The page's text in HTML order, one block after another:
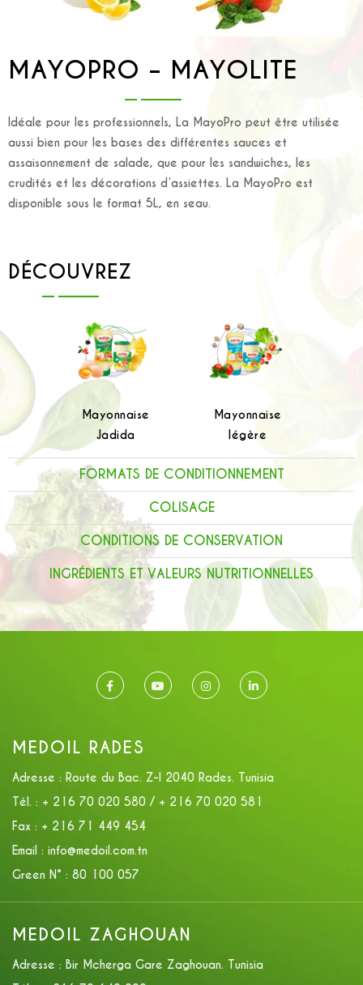
MAYOPRO – MAYOLITE
Idéale pour les professionnels, La MayoPro peut être utilisée
aussi bien pour les bases des différentes sauces et
assaisonnement de salade, que pour les sandwiches, les
crudités et les décorations d’assiettes. La MayoPro est
disponible sous le format 5L, en seau.
DÉCOUVREZ
Mayonnaise
Jadida
Mayonnaise
légère
FORMATS DE CONDITIONNEMENT
COLISAGE
CONDITIONS DE CONSERVATION
INGRÉDIENTS ET VALEURS NUTRITIONNELLES
MEDOIL RADES
Adresse : Route du Bac. Z-I 2040 Rades. Tunisia
Tél. : + 216 70 020 580 / + 216 70 020 581
Fax : + 216 71 449 454
Email : info@medoil.com.tn
Green N° : 80 100 057
MEDOIL ZAGHOUAN
Adresse : Bir Mcherga Gare Zaghouan. Tunisia